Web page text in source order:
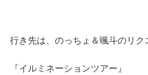
行き先は、のっちょ＆颯斗のリク
『イルミネーションツアー』